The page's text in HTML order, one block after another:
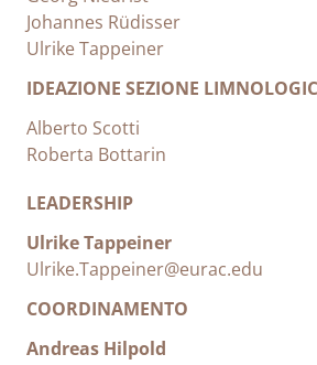
Johannes Rüdisser
Ulrike Tappeiner
IDEAZIONE SEZIONE
Alberto Scotti
Roberta Bottarin
LEADERSHIP
Ulrike Tappeiner
Ulrike.Tappeiner@eurac.edu
COORDINAMENTO
Andreas Hilpold